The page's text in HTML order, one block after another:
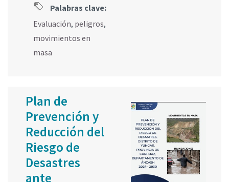
Palabras clave:
Evaluación, peligros,
movimientos en
masa
Plan de
Prevención y
Reducción del
Riesgo de
Desastres
ante